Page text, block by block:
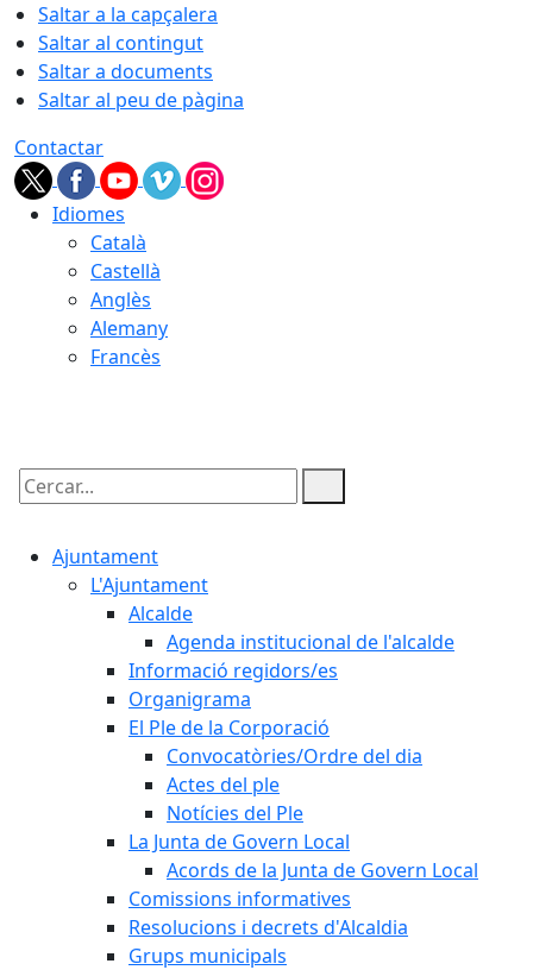
Saltar a la capçalera
Saltar al contingut
Saltar a documents
Saltar al peu de pàgina
Contactar
Idiomes
Català
Castellà
Anglès
Alemany
Francès
Cercar:
Ajuntament
L'Ajuntament
Alcalde
Agenda institucional de l'alcalde
Informació regidors/es
Organigrama
El Ple de la Corporació
Convocatòries/Ordre del dia
Actes del ple
Notícies del Ple
La Junta de Govern Local
Acords de la Junta de Govern Local
Comissions informatives
Resolucions i decrets d'Alcaldia
Grups municipals